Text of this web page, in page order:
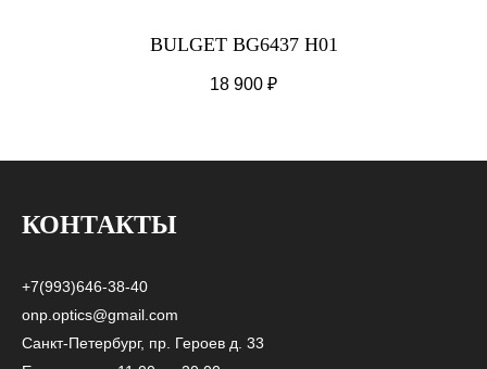
BULGET BG6437 H01
18 900 ₽
КОНТАКТЫ
+7(993)646-38-40
onp.optics@gmail.com
Санкт-Петербург, пр. Героев д. 33